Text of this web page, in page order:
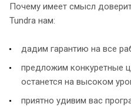
Почему имеет смысл
Tundra нам:
дадим гарантию на все
предложим конкуретные
останется на высоком
приятно удивим вас